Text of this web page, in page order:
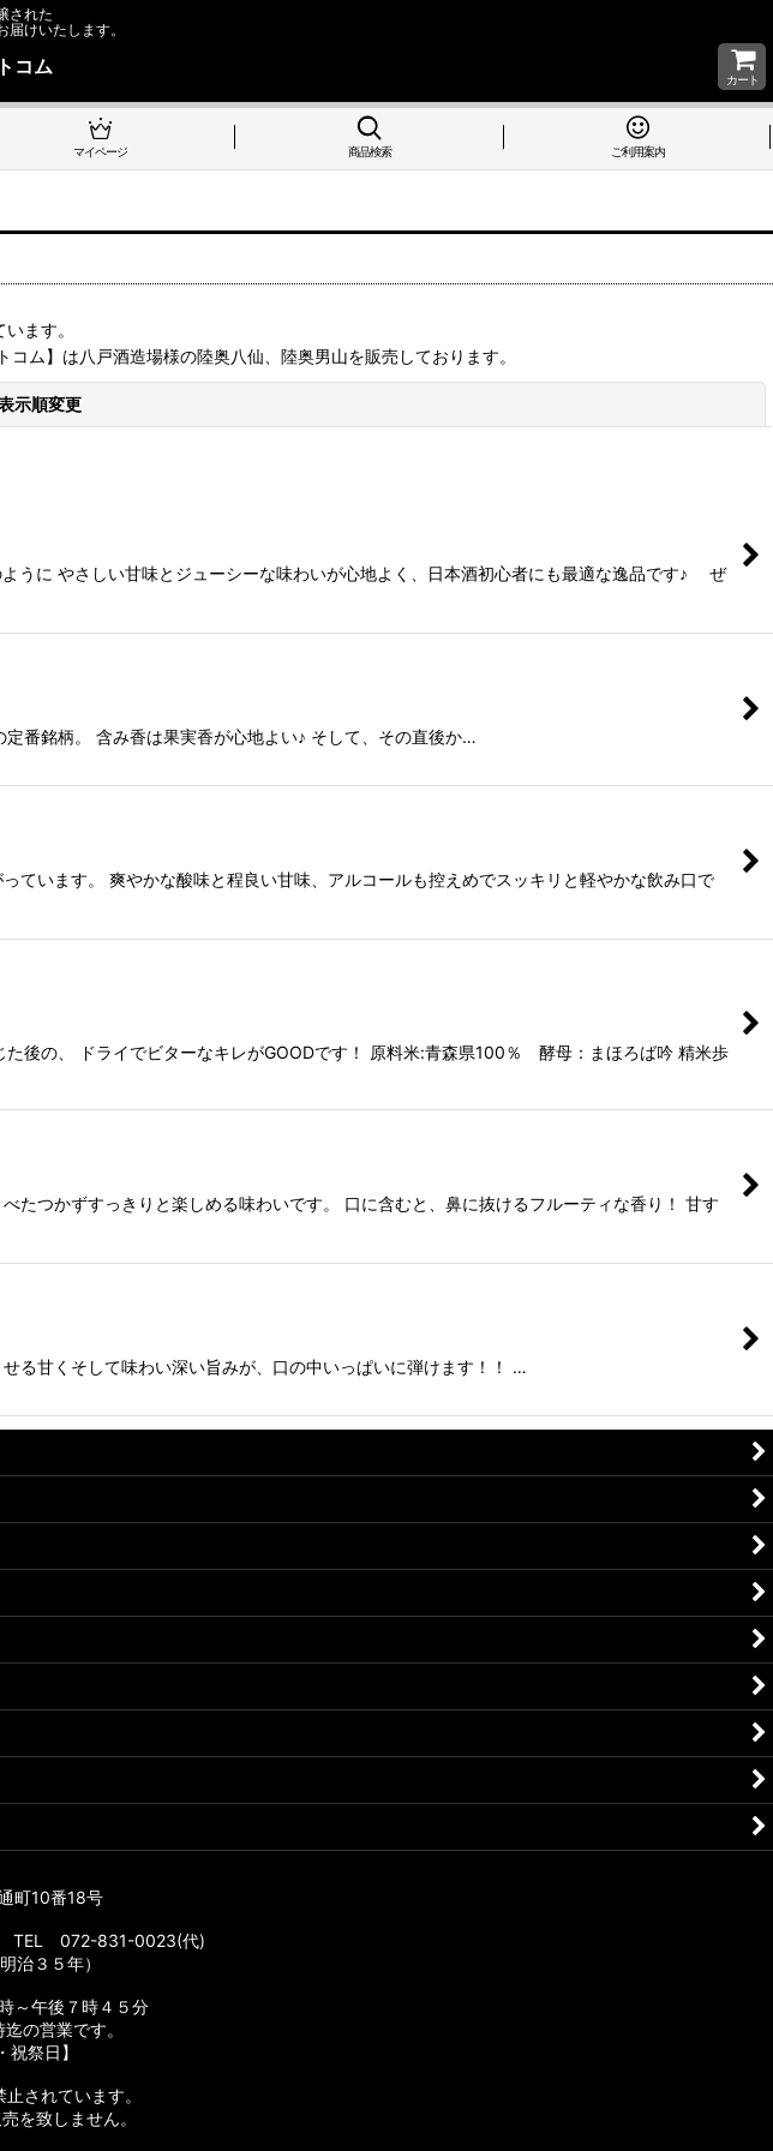
された
けいたします。
コム
カート
マイページ 商品検索 ご利用案内
ます。
ム】は八戸酒造場様の陸奥八仙、陸奥男山を販売しております。
示順変更
うに やさしい甘味とジューシーな味わいが心地よく、日本酒初心者にも最適な逸品です♪ ぜ
番銘柄。 含み香は果実香が心地よい♪ そして、その直後か…
ています。 爽やかな酸味と程良い甘味、アルコールも控えめでスッキリと軽やかな飲み口で
後の、 ドライでビターなキレがGOODです！ 原料米:青森県100％ 酵母：まほろば吟 精米歩
たつかずすっきりと楽しめる味わいです。 口に含むと、鼻に抜けるフルーティな香り！ 甘す
くそして味わい深い旨みが、口の中いっぱいに弾けます！！ …
町10番18号
TEL 072-831-0023(代)
治３５年）
午後７時４５分
の営業です。
祝祭日】
されています。
を致しません。